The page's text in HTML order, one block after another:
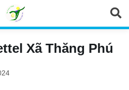
Xã Thăng Phú